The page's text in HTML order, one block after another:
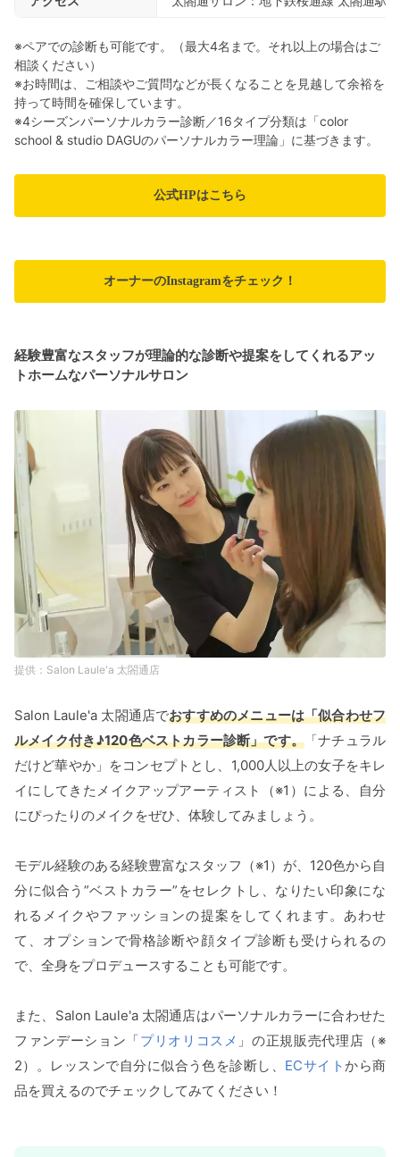
※ペアでの診断も可能です。（最大4名まで。それ以上の場合はご
相談ください）
※お時間は、ご相談やご質問などが長くなることを見越して余裕を
持って時間を確保しています。
※4シーズンパーソナルカラー診断／16タイプ分類は「color
school & studio DAGUのパーソナルカラー理論」に基づきます。
公式HPはこちら
オーナーのInstagramをチェック！
経験豊富なスタッフが理論的な診断や提案をしてくれるアッ
トホームなパーソナルサロン
Salon Laule'a 太閤通店
Salon Laule'a 太閤通店でおすすめのメニューは「似合わせフ
ルメイク付き♪120色ベストカラー診断」です。 「ナチュラル
だけど華やか」をコンセプトとし、1,000人以上の女子をキレ
イにしてきたメイクアップアーティスト（※1）による、自分
にぴったりのメイクをぜひ、体験してみましょう。
モデル経験のある経験豊富なスタッフ（※1）が、120色から自
分に似合う”ベストカラー”をセレクトし、なりたい印象にな
れるメイクやファッションの提案をしてくれます。あわせ
て、オプションで骨格診断や顔タイプ診断も受けられるの
で、全身をプロデュースすることも可能です。
また、Salon Laule'a 太閤通店はパーソナルカラーに合わせた
ファンデーション「プリオリコスメ 」の正規販売代理店（※
2）。レッスンで自分に似合う色を診断し、 ECサイトから商
品を買えるのでチェックしてみてください！